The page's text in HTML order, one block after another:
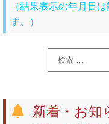
（結果表示の年月日
す。）
新着・お知